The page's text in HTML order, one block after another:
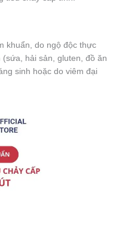
khuẩn, do ngộ độc thực
hải sản, gluten, đồ ăn
sinh hoặc do viêm đại